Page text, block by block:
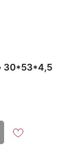
30*53*4,5